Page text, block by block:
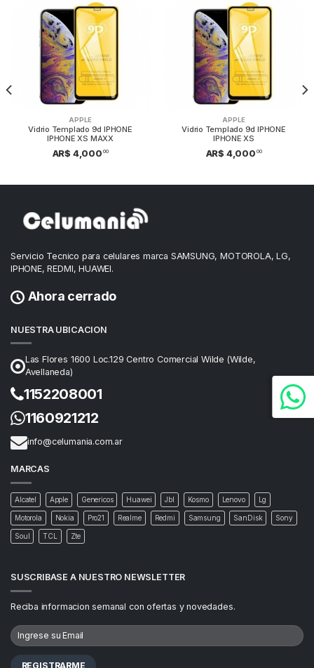
APPLE
Vidrio Templado 9d IPHONE
IPHONE XS MAXX
AR$ 4,000 00
APPLE
Vidrio Templado 9d IPHONE
IPHONE XS
AR$ 4,000 00
Servicio Tecnico para celulares marca SAMSUNG, MOTOROLA, LG,
IPHONE, REDMI, HUAWEI.
Ahora cerrado
NUESTRA UBICACION
Las Flores 1600 Loc.129 Centro Comercial Wilde (Wilde,
Avellaneda)
1152208001
1160921212
info@celumania.com.ar
MARCAS
Alcatel Apple Genericos Huawei Jbl Kosmo Lenovo Lg
Motorola Nokia Pro21 Realme Redmi Samsung SanDisk Sony
Soul TCL Zte
SUSCRIBASE A NUESTRO NEWSLETTER
Reciba informacion semanal con ofertas y novedades.